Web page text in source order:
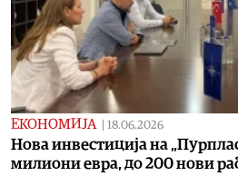
ЕКОНОМИЈА 18.06.2026
Нова инвестиција на
милиони евра, до 200 нови